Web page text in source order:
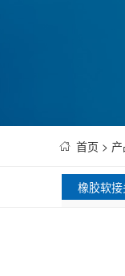
首页 >
橡胶软